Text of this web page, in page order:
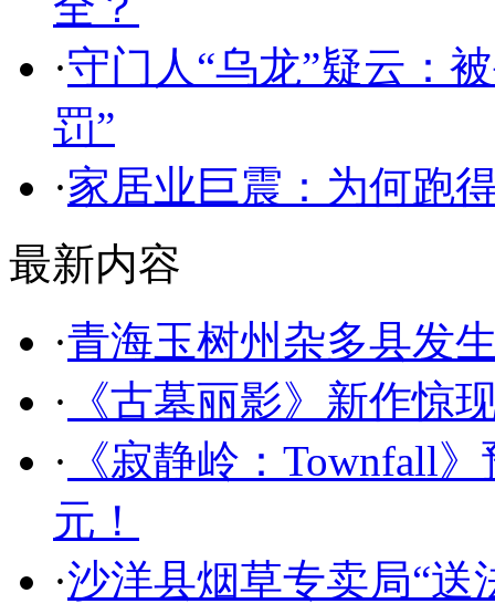
·守门人“乌龙”疑云：
罚”
·家居业巨震：为何跑
最新内容
·青海玉树州杂多县发
· 《古墓丽影》新作惊
· 《寂静岭：Townfall
元！
·沙洋县烟草专卖局“送